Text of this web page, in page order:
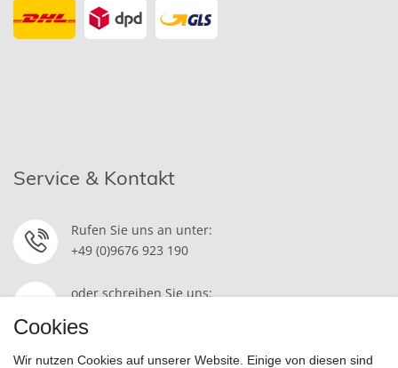
Service & Kontakt
Rufen Sie uns an unter:
+49 (0)9676 923 190
oder schreiben Sie uns:
Cookies
Wir nutzen Cookies auf unserer Website. Einige von diesen sind